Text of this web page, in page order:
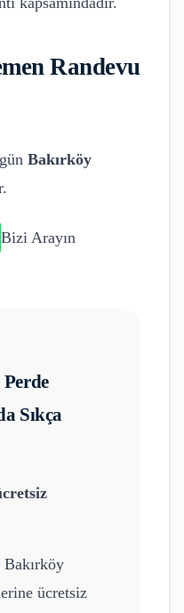
Randevu
Bakırköy
Bizi Arayın
Sıkça
Bakırköy
ücretsiz